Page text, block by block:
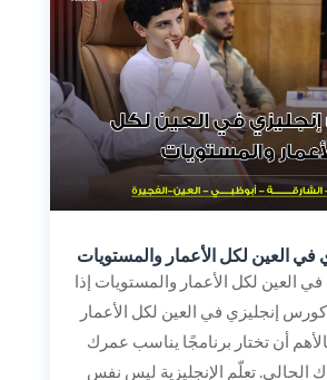
العين لكل الأعمار والمستويات
العين لكل الأعمار والمستويات إذا
إنجليزي في العين لكل الأعمار
أن تختار برنامجًا يناسب عمرك
تعلّم الإنجليزية ليس نفس